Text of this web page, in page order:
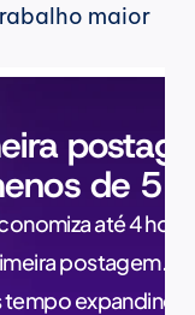
maior
de 5
até 4
postagem.